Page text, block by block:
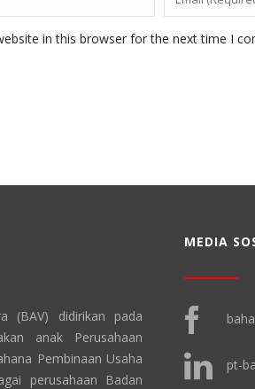
in this browser for the next time I
(BAV) didirikan pada
anak Perusahaan
Pembinaan Usaha
perusahaan Badan
MEDIA
pt-